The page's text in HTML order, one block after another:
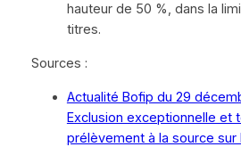
hauteur de 50 %, dans la
titres.
Sources :
Actualité Bofip du 29
Exclusion exceptionnelle et
prélèvement à la source